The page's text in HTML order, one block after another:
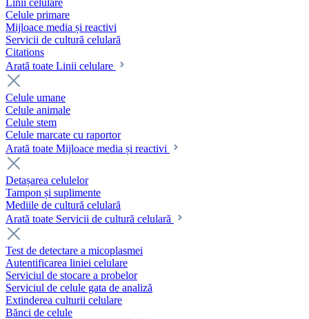
Linii celulare
Celule primare
Mijloace media și reactivi
Servicii de cultură celulară
Citations
Arată toate Linii celulare
Celule umane
Celule animale
Celule stem
Celule marcate cu raportor
Arată toate Mijloace media și reactivi
Detașarea celulelor
Tampon și suplimente
Mediile de cultură celulară
Arată toate Servicii de cultură celulară
Test de detectare a micoplasmei
Autentificarea liniei celulare
Serviciul de stocare a probelor
Serviciul de celule gata de analiză
Extinderea culturii celulare
Bănci de celule